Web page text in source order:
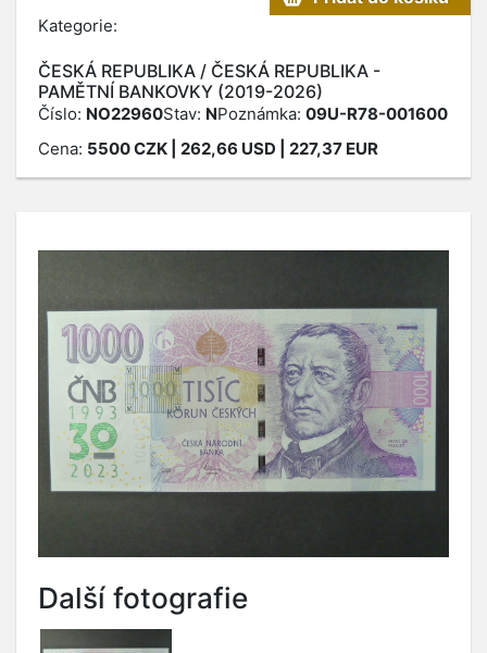
Kategorie:
ČESKÁ REPUBLIKA / ČESKÁ REPUBLIKA -
PAMĚTNÍ BANKOVKY (2019-2026)
Číslo: NO22960Stav: NPoznámka: 09U-R78-001600
Cena: 5500CZK | 262,66 USD | 227,37 EUR
Další fotografie